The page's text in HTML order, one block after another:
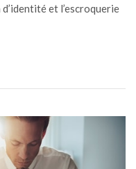
et l’escroquerie